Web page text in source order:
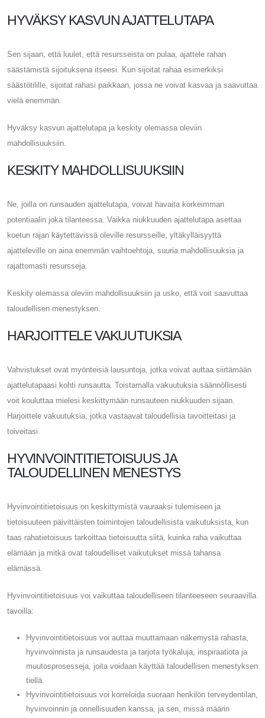
HYVÄKSY KASVUN AJATTELUTAPA
Sen sijaan, että luulet, että resursseista on pulaa, ajattele rahan
säästämistä sijoituksena itseesi. Kun sijoitat rahaa esimerkiksi
säästötilille, sijoitat rahasi paikkaan, jossa ne voivat kasvaa ja saavuttaa
vielä enemmän.
Hyväksy kasvun ajattelutapa ja keskity olemassa oleviin
mahdollisuuksiin.
KESKITY MAHDOLLISUUKSIIN
Ne, joilla on runsauden ajattelutapa, voivat havaita korkeimman
potentiaalin joka tilanteessa. Vaikka niukkuuden ajattelutapa asettaa
koetun rajan käytettävissä oleville resursseille, yltäkylläisyyttä
ajatteleville on aina enemmän vaihtoehtoja, suuria mahdollisuuksia ja
rajattomasti resursseja.
Keskity olemassa oleviin mahdollisuuksiin ja usko, että voit saavuttaa
taloudellisen menestyksen.
HARJOITTELE VAKUUTUKSIA
Vahvistukset ovat myönteisiä lausuntoja, jotka voivat auttaa siirtämään
ajattelutapaasi kohti runsautta. Toistamalla vakuutuksia säännöllisesti
voit kouluttaa mielesi keskittymään runsauteen niukkuuden sijaan.
Harjoittele vakuutuksia, jotka vastaavat taloudellisia tavoitteitasi ja
toiveitasi.
HYVINVOINTITIETOISUUS JA
TALOUDELLINEN MENESTYS
Hyvinvointitietoisuus on keskittymistä vauraaksi tulemiseen ja
tietoisuuteen päivittäisten toimintojen taloudellisista vaikutuksista, kun
taas rahatietoisuus tarkoittaa tietoisuutta siitä, kuinka raha vaikuttaa
elämään ja mitkä ovat taloudelliset vaikutukset missä tahansa
elämässä.
Hyvinvointitietoisuus voi vaikuttaa taloudelliseen tilanteeseen seuraavilla
tavoilla:
Hyvinvointitietoisuus voi auttaa muuttamaan näkemystä rahasta,
hyvinvoinnista ja runsaudesta ja tarjota työkaluja, inspiraatiota ja
muutosprosesseja, joita voidaan käyttää taloudellisen menestyksen
tiellä.
Hyvinvointitietoisuus voi korreloida suoraan henkilön terveydentilan,
hyvinvoinnin ja onnellisuuden kanssa, ja sen, missä määrin